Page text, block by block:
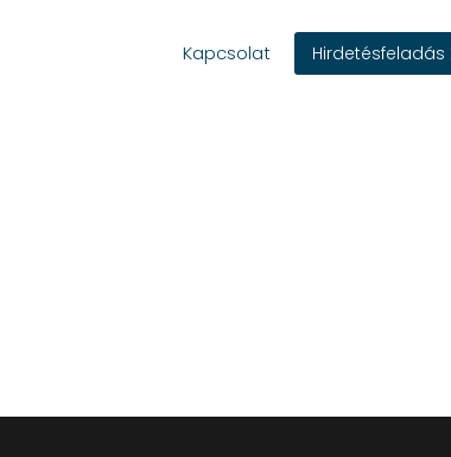
Kapcsolat Hirdetésfeladás